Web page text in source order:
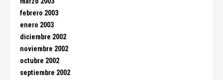
febrero 2003
enero 2003
diciembre 2002
noviembre 2002
octubre 2002
septiembre 2002